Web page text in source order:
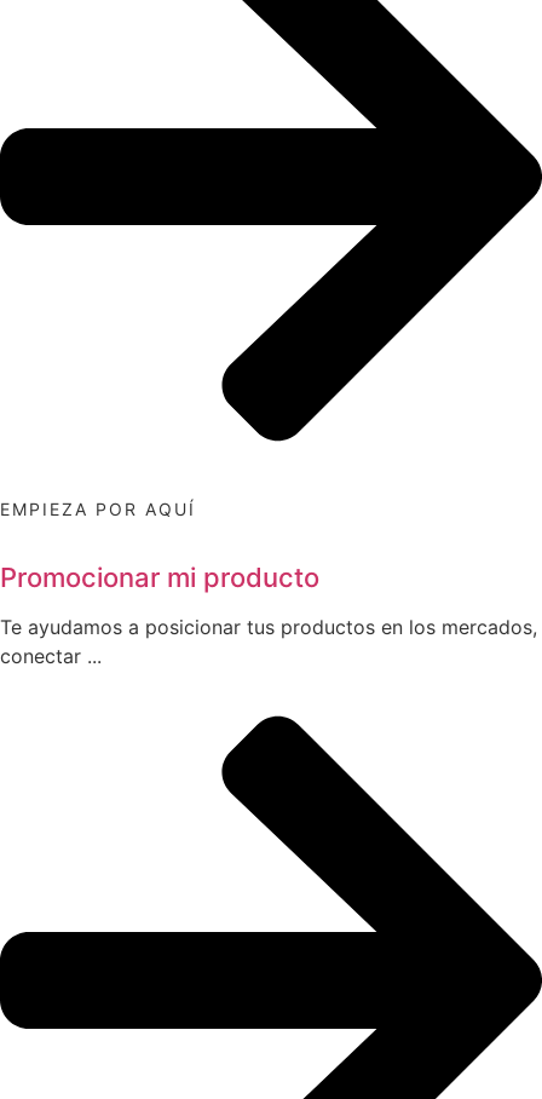
EMPIEZA POR AQUÍ
Promocionar mi producto
Te ayudamos a posicionar tus productos en los mercados,
conectar ...